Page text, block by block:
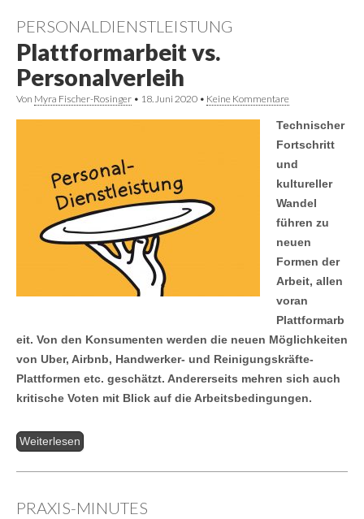
PERSONALDIENSTLEISTUNG
Plattformarbeit vs.
Personalverleih
Von Myra Fischer-Rosinger • 18. Juni 2020 • Keine Kommentare
Technischer
Fortschritt
und
kultureller
Wandel
führen zu
neuen
Formen der
Arbeit, allen
voran
Plattformarb
eit. Von den Konsumenten werden die neuen Möglichkeiten
von Uber, Airbnb, Handwerker- und Reinigungskräfte-
Plattformen etc. geschätzt. Andererseits mehren sich auch
kritische Voten mit Blick auf die Arbeitsbedingungen.
Weiterlesen
PRAXIS-MINUTES